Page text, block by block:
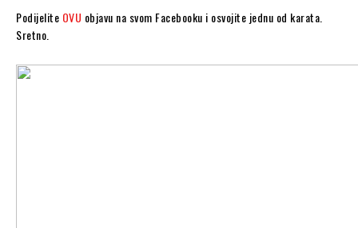
Podijelite OVU objavu na svom Facebooku i osvojite jednu od karata.
Sretno.